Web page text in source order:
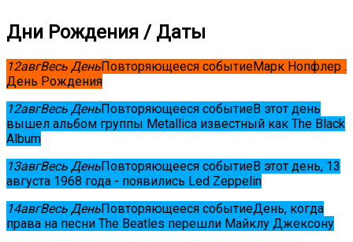
Дни Рождения / Даты
12авгВесь ДеньПовторяющееся событиеМарк Нопфлер .
День Рождения
12авгВесь ДеньПовторяющееся событиеВ этот день
вышел альбом группы Metallica известный как The Black
Album
13авгВесь ДеньПовторяющееся событиеВ этот день, 13
августа 1968 года - появились Led Zeppelin
14авгВесь ДеньПовторяющееся событиеДень, когда
права на песни The Beatles перешли Майклу Джексону